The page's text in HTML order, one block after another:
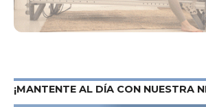
¡MANTENTE AL DÍA CON NUESTRA